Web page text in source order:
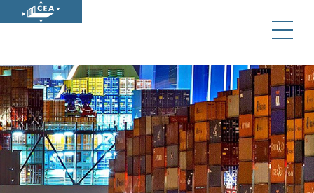
Panneau de gestion des cookies